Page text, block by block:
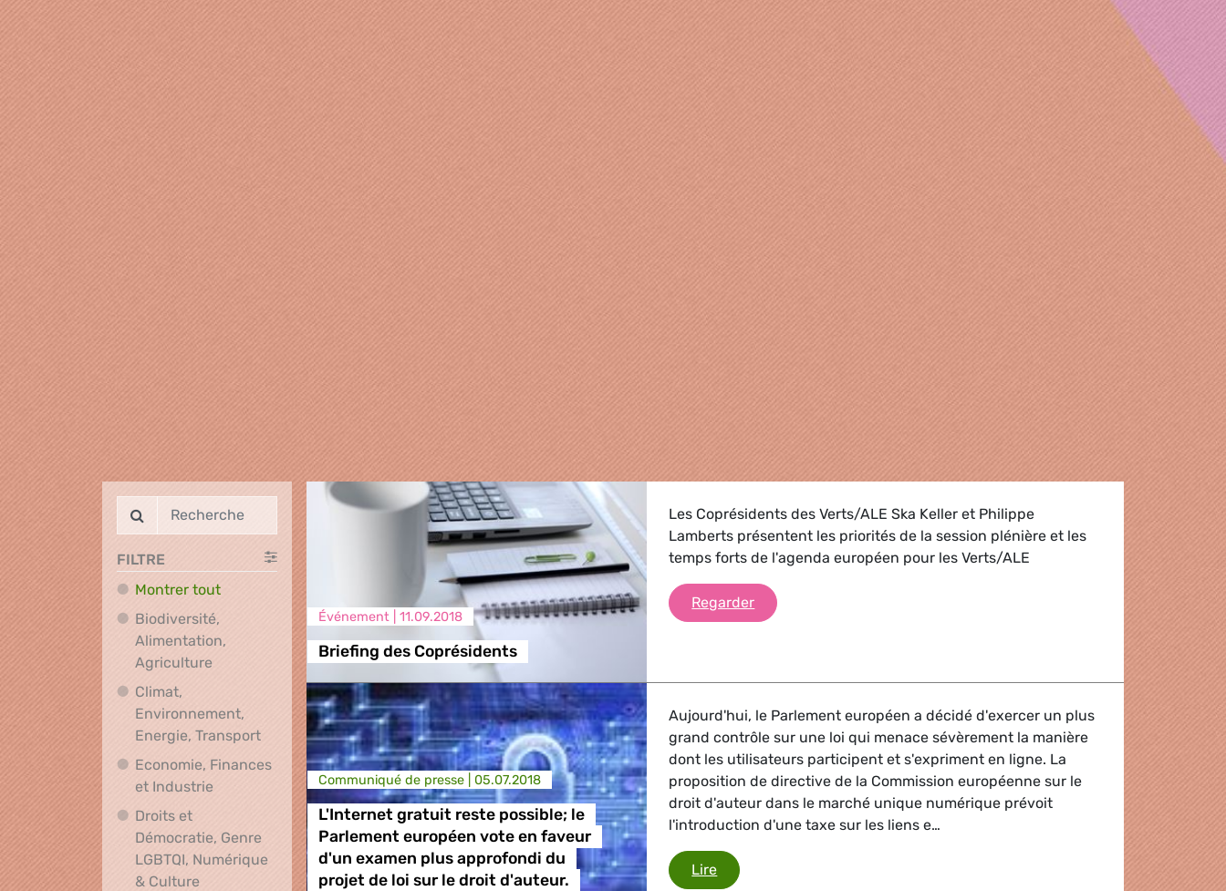
FILTRE
Montrer tout
Biodiversité,
Alimentation,
AgricultureBiodiversité, Alimentation, Agriculture
Climat,
Environnement,
Energie, TransportClimat, Environnement, Energie, Transport
Economie, Finances
et Industrie Economie, Finances et Industrie
Droits et
Démocratie, Genre
LGBTQI, Numérique
& CultureDroits et Démocratie, Genre LGBTQI, Numérique & Culture
Événement | 11.09.2018
Briefing des Coprésidents
Les Coprésidents des Verts/ALE Ska Keller et Philippe
Lamberts présentent les priorités de la session plénière et les
temps forts de l'agenda européen pour les Verts/ALE
RegarderBriefing des Coprésidents
Communiqué de presse | 05.07.2018
L'Internet gratuit reste possible; le
Parlement européen vote en faveur
d'un examen plus approfondi du
projet de loi sur le droit d'auteur.
Aujourd'hui, le Parlement européen a décidé d'exercer un plus
grand contrôle sur une loi qui menace sévèrement la manière
dont les utilisateurs participent et s'expriment en ligne. La
proposition de directive de la Commission européenne sur le
droit d'auteur dans le marché unique numérique prévoit
l'introduction d'une taxe sur les liens e…
LireL'Internet gratuit reste possible; le Parlement européen vote en faveur